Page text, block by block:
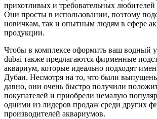
прихотливых и требовательных
Они просты в использовании, поэтому
новичкам, так и опытным людям в сфере
продукции.
Чтобы в комплексе оформить ваш водный
dubai также предлагаются фирменные
аквариум, которые идеально подходят
Дубаи. Несмотря на то, что были
давно, они очень быстро получили
покупателей и приобрели немалую
одними из лидеров продаж среди других
производителей аквариумов.